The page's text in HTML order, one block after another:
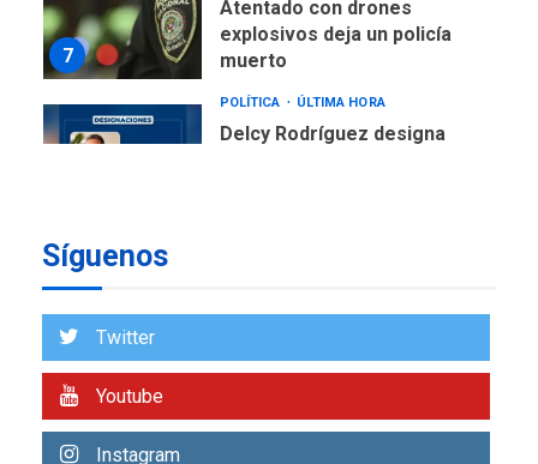
7
Atentado con drones
explosivos deja un policía
muerto
POLÍTICA ÚLTIMA HORA
Delcy Rodríguez designa
2
Argentina para despedir a
Síguenos
Twitter
Youtube
Instagram